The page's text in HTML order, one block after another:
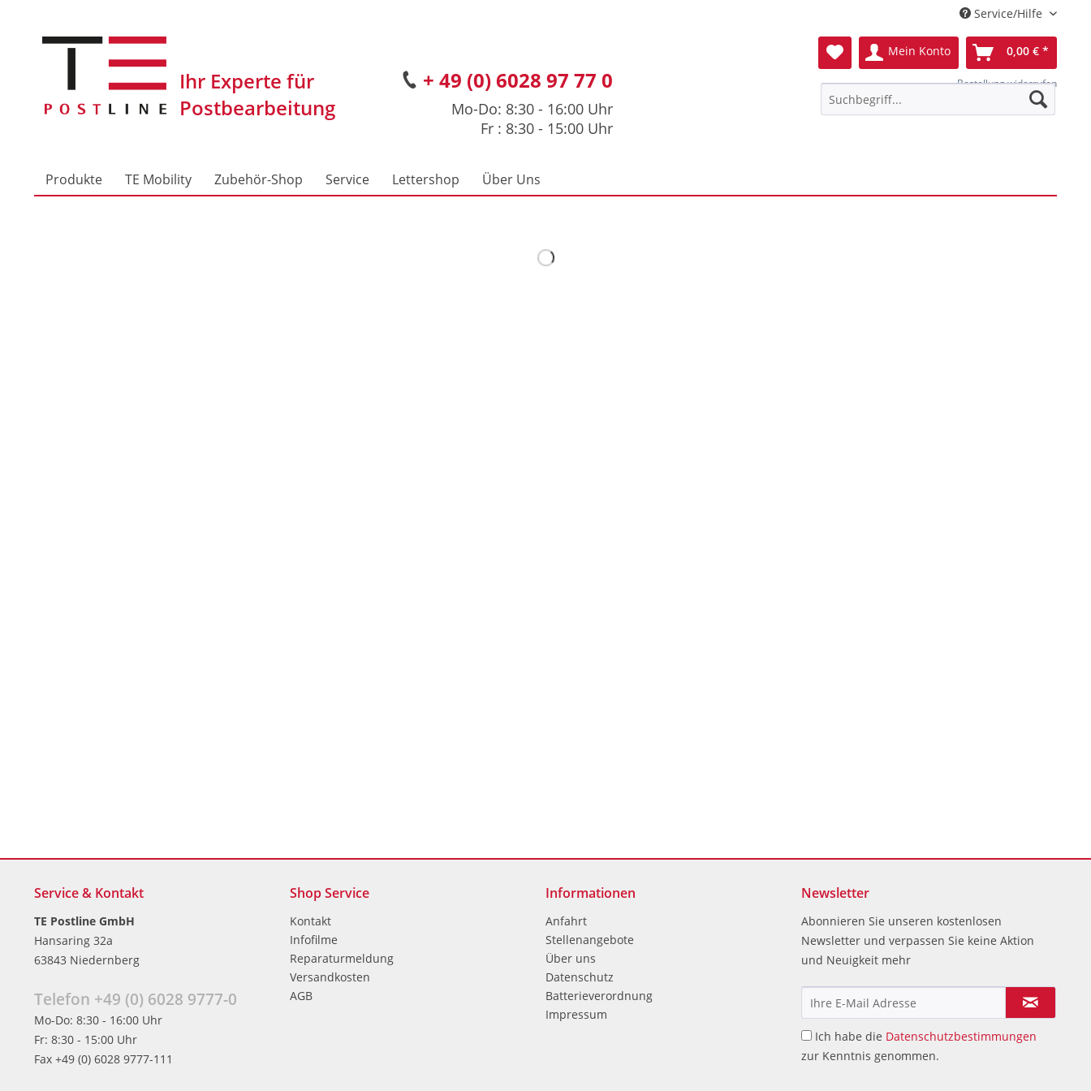
Service/Hilfe
+ 49 (0) 6028 97 77 0
Mo-Do: 8:30 - 16:00 Uhr
Fr : 8:30 - 15:00 Uhr
Mein Konto 0,00 € *
Bestellung widerrufen
Produkte TE Mobility Zubehör-Shop Service Lettershop Über Uns
Service & Kontakt
TE Postline GmbH
Hansaring 32a
63843 Niedernberg
Telefon +49 (0) 6028 9777-0
Mo-Do: 8:30 - 16:00 Uhr
Fr: 8:30 - 15:00 Uhr
Fax +49 (0) 6028 9777-111
Shop Service
Kontakt
Infofilme
Reparaturmeldung
Versandkosten
AGB
Informationen
Anfahrt
Stellenangebote
Über uns
Datenschutz
Batterieverordnung
Impressum
Newsletter
Abonnieren Sie unseren kostenlosen
Newsletter und verpassen Sie keine Aktion
und Neuigkeit mehr
Ich habe die Datenschutzbestimmungen
zur Kenntnis genommen.